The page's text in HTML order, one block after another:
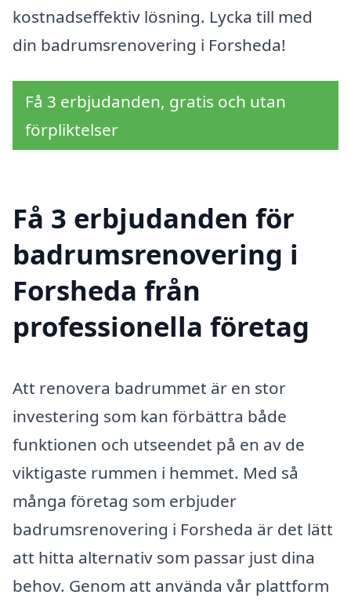
kostnadseffektiv lösning. Lycka till med
din badrumsrenovering i Forsheda!
Få 3 erbjudanden, gratis och utan
förpliktelser
Få 3 erbjudanden för
badrumsrenovering i
Forsheda från
professionella företag
Att renovera badrummet är en stor
investering som kan förbättra både
funktionen och utseendet på en av de
viktigaste rummen i hemmet. Med så
många företag som erbjuder
badrumsrenovering i Forsheda är det lätt
att hitta alternativ som passar just dina
behov. Genom att använda vår plattform